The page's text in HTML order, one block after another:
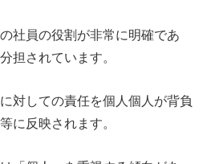
社員の役割が非常に明確であ
担されています。
対しての責任を個人個人が背負
に反映されます。